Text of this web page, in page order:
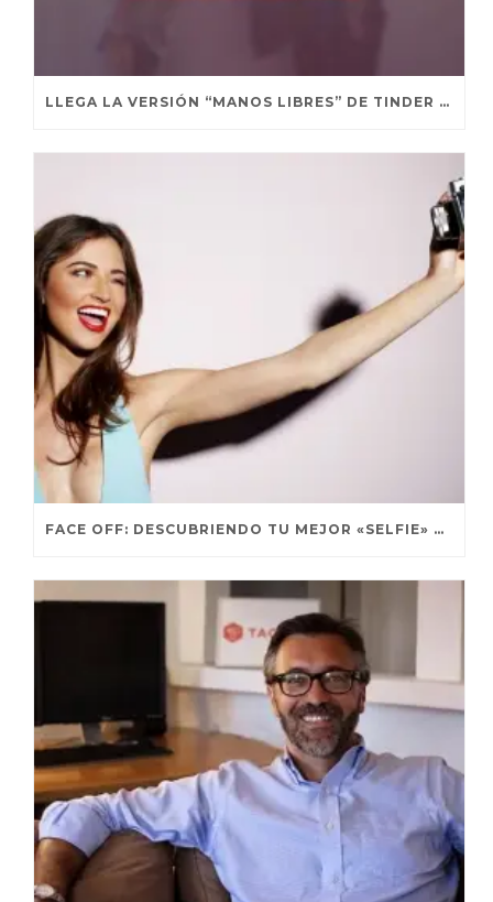
LLEGA LA VERSIÓN “MANOS LIBRES” DE TINDER PARA QUE SEA EL CORAZÓN QUIEN ELIJA
FACE OFF: DESCUBRIENDO TU MEJOR «SELFIE» CON AYUDA DE LA ESTADÍSTICA Y LOS AMIGOS